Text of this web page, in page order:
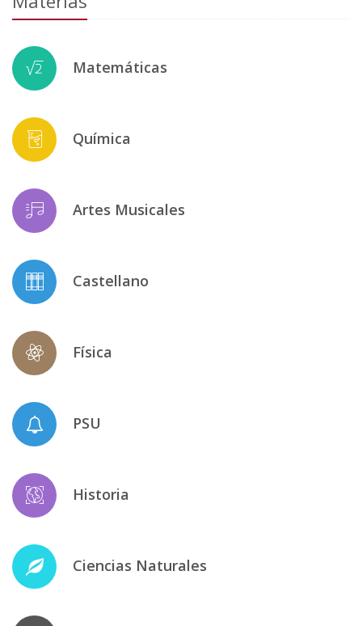
Matemáticas
Química
Artes Musicales
Castellano
Física
PSU
Historia
Ciencias Naturales